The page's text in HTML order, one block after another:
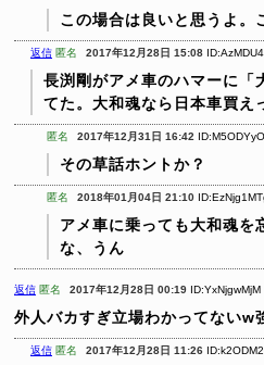
この場合は良いと思うよ。
返信 匿名 2017年12月28日 15:08
長渕剛がアメ車のハマーに「
てた。大和魂なら日本車買え
匿名 2017年12月31日 16:42
その草話ホントか？
匿名 2018年01月04日 21:10
アメ車に乗っても大和魂を
な、うん
返信 匿名 2017年12月28日 00:19 ID:YxNjgwMjM
外人バカすぎ立場わかってないw
返信 匿名 2017年12月28日 11:26